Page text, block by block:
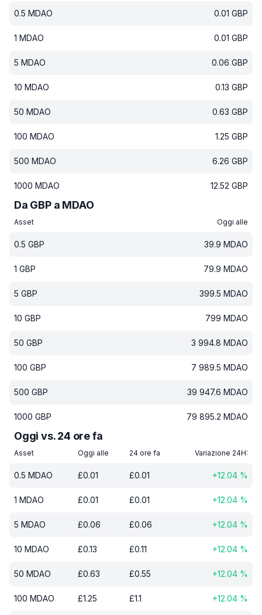
0.5 MDAO 0.01 GBP
1 MDAO 0.01 GBP
5 MDAO 0.06 GBP
10 MDAO 0.13 GBP
50 MDAO 0.63 GBP
100 MDAO 1.25 GBP
500 MDAO 6.26 GBP
1000 MDAO 12.52 GBP
Da GBP a MDAO
Asset Oggi alle
0.5 GBP 39.9 MDAO
1 GBP 79.9 MDAO
5 GBP 399.5 MDAO
10 GBP 799 MDAO
50 GBP 3 994.8 MDAO
100 GBP 7 989.5 MDAO
500 GBP 39 947.6 MDAO
1000 GBP 79 895.2 MDAO
Oggi vs. 24 ore fa
Asset Oggi alle 24 ore fa Variazione 24H:
0.5 MDAO £0.01 £0.01 +12.04 %
1 MDAO £0.01 £0.01 +12.04 %
5 MDAO £0.06 £0.06 +12.04 %
10 MDAO £0.13 £0.11 +12.04 %
50 MDAO £0.63 £0.55 +12.04 %
100 MDAO £1.25 £1.1 +12.04 %